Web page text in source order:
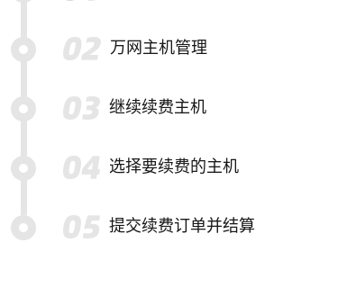
万网主机管理
继续续费主机
选择要续费的主机
提交续费订单并结算